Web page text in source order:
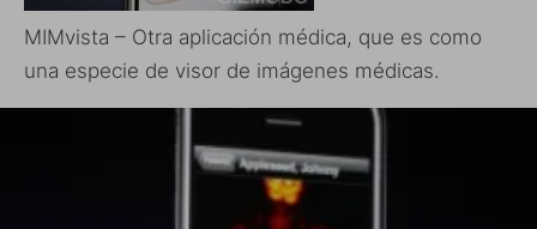
MIMvista – Otra aplicación médica, que es como
una especie de visor de imágenes médicas.